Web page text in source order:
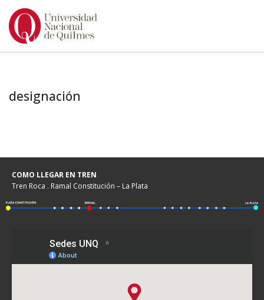
Ir
designación
COMO LLEGAR EN TREN
Tren Roca . Ramal Constitución – La Plata